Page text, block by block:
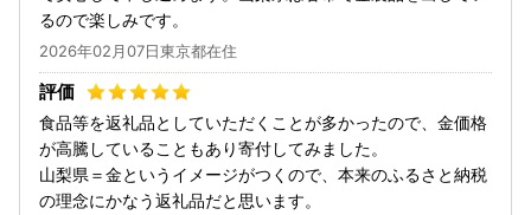
るので楽しみです。
2026年02月07日東京都在住
食品等を返礼品としていただくことが多かったので、金価格
が高騰していることもあり寄付してみました。
山梨県＝金というイメージがつくので、本来のふるさと納税
の理念にかなう返礼品だと思います。